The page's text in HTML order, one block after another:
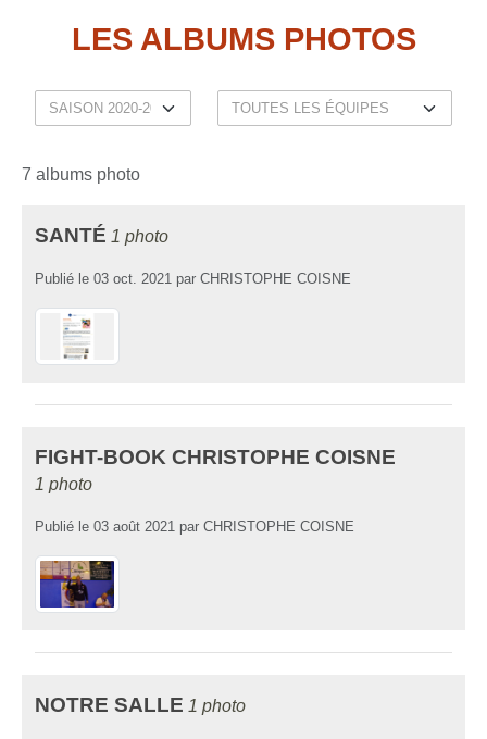
LES ALBUMS PHOTOS
7 albums photo
SANTÉ 1 photo
Publié le 03 oct. 2021 par CHRISTOPHE COISNE
FIGHT-BOOK CHRISTOPHE COISNE
1 photo
Publié le 03 août 2021 par CHRISTOPHE COISNE
NOTRE SALLE 1 photo